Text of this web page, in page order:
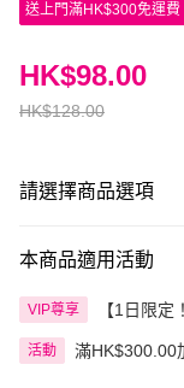
送上門滿HK$300免運費
HK$128.00
HK$98.00
請選擇商品選項
本商品適用活動
VIP尊享 【1日限定
活動 滿HK$300.00